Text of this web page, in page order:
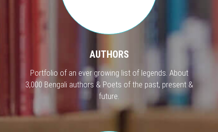
AUTHORS
Portfolio of an ever growing list of legends. About
3,000 Bengali authors & Poets of the past, present &
future.